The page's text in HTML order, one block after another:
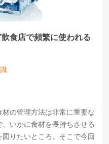
食店で頻繁に使われる
の管理方法は非常に重要な
いかに食材を長持ちさせる
りたいところ。そこで今回